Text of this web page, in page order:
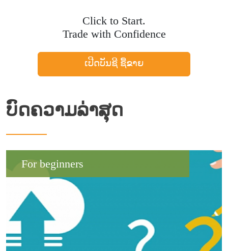
Click to Start.
Trade with Confidence
ເປີດບັນຊີ ຊື້ຂາຍ
ບົດຄວາມລ່າສຸດ
For beginners